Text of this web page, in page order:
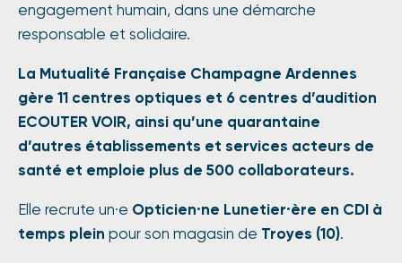
engagement humain, dans une démarche
responsable et solidaire.
La Mutualité Française Champagne Ardennes
gère 11 centres optiques et 6 centres d’audition
ECOUTER VOIR, ainsi qu’une quarantaine
d’autres établissements et services acteurs de
santé et emploie plus de 500 collaborateurs.
Elle recrute un·e Opticien·ne Lunetier·ère en CDI à
temps plein pour son magasin de Troyes (10).